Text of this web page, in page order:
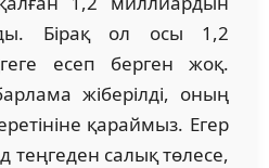
Бірақ ол осы 1,2
есеп берген жоқ.
жіберілді, оның
қараймыз. Егер
теңгеден салық төлесе,